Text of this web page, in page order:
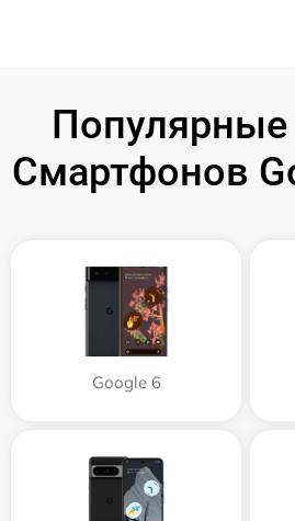
Смартфонов
Google 6